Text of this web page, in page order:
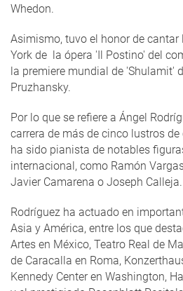
Whedon.
Asimismo, tuvo el honor de cantar
York de la ópera 'Il Postino' del
la premiere mundial de 'Shulamit'
Pruzhansky.
Por lo que se refiere a Ángel
carrera de más de cinco lustros
ha sido pianista de notables
internacional, como Ramón
Javier Camarena o Joseph Calleja.
Rodríguez ha actuado en
Asia y América, entre los que
Artes en México, Teatro Real de
de Caracalla en Roma,
Kennedy Center en Washington,